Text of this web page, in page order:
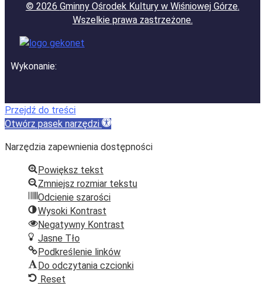
© 2026 Gminny Ośrodek Kultury w Wiśniowej Górze.
Wszelkie prawa zastrzeżone.
Wykonanie:
Przejdź do treści
Otwórz pasek narzędzi
Narzędzia zapewnienia dostępności
Powiększ tekst
Zmniejsz rozmiar tekstu
Odcienie szarości
Wysoki Kontrast
Negatywny Kontrast
Jasne Tło
Podkreślenie linków
Do odczytania czcionki
Reset